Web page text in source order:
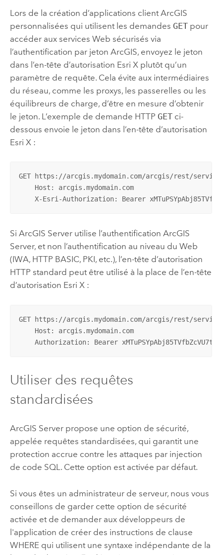
Lors de la création d’applications client ArcGIS
personnalisées qui utilisent les demandes GETpour
accéder aux services Web sécurisés via
l’authentification par jeton ArcGIS, envoyez le jeton
dans l’en-tête d’autorisation Esri X plutôt qu’un
paramètre de requête. Cela évite aux intermédiaires
du réseau, comme les proxys, les passerelles ou les
équilibreurs de charge, d’être en mesure d’obtenir
le jeton. L’exemple de demande HTTP GETci-
dessous envoie le jeton dans l’en-tête d’autorisation
Esri X :
GET https://arcgis.mydomain.com/arcgis/rest/
    Host: arcgis.mydomain.com
X-Esri-Authorization: Bearer
Si ArcGIS Serverutilise l’authentification ArcGIS
Server, et non l’authentification au niveau du Web
(IWA, HTTP BASIC, PKI, etc.), l’en-tête d’autorisation
HTTP standard peut être utilisé à la place de l’en-tête
d’autorisation Esri X :
GET https://arcgis.mydomain.com/arcgis/rest/
    Host: arcgis.mydomain.com
Authorization: Bearer
Utiliser des requêtes
standardisées
ArcGIS Serverpropose une option de sécurité,
appelée requêtes standardisées, qui garantit une
protection accrue contre les attaques par injection
de code SQL. Cette option est activée par défaut.
Si vous êtes un administrateur de serveur, nous vous
conseillons de garder cette option de sécurité
activée et de demander aux développeurs de
l'application de créer des instructions de clause
WHERE qui utilisent une syntaxe indépendante de la